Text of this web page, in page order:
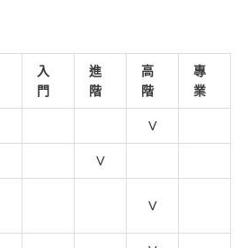
入
門
進
階
高
階
專
業
V
V
V